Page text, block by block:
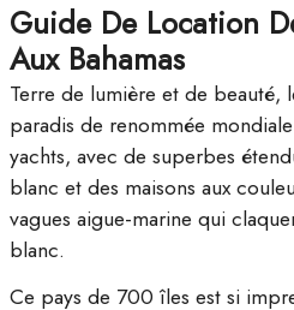
Guide De Location
Aux Bahamas
Terre de lumière et de beauté,
paradis de renommée
yachts, avec de superbes
blanc et des maisons aux
vagues aigue-marine qui
blanc.
Ce pays de 700 îles est si